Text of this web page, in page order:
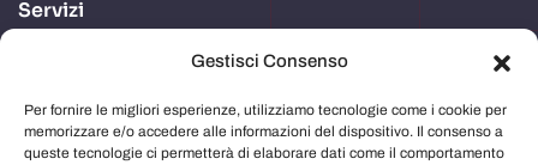
Gestisci Consenso
Per fornire le migliori esperienze, utilizziamo tecnologie come i cookie per
memorizzare e/o accedere alle informazioni del dispositivo. Il consenso a
queste tecnologie ci permetterà di elaborare dati come il comportamento
Servizi
Realizzazione packaging
Progettazione e studio grafico
Comunicazione in store